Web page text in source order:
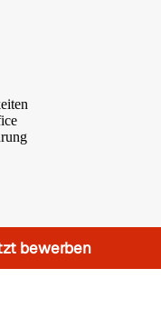
bewerben